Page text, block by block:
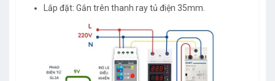
Lắp đặt: Gắn trên thanh ray tủ điện 35mm.